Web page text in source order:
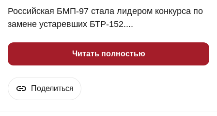
Российская БМП-97 стала лидером конкурса по
замене устаревших БТР-152....
Читать полностью
Поделиться